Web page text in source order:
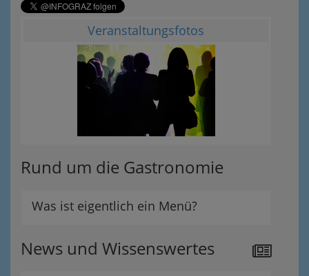
Veranstaltungsfotos
Rund um die Gastronomie
Was ist eigentlich ein Menü?
News und Wissenswertes